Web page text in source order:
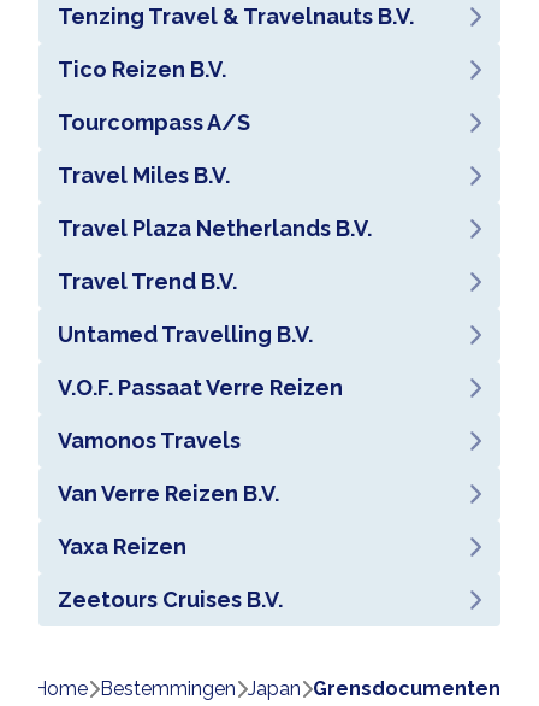
Tenzing Travel & Travelnauts B.V.
Tico Reizen B.V.
Tourcompass A/S
Travel Miles B.V.
Travel Plaza Netherlands B.V.
Travel Trend B.V.
Untamed Travelling B.V.
V.O.F. Passaat Verre Reizen
Vamonos Travels
Van Verre Reizen B.V.
Yaxa Reizen
Zeetours Cruises B.V.
Home bestemmingen japan grensdocumenten